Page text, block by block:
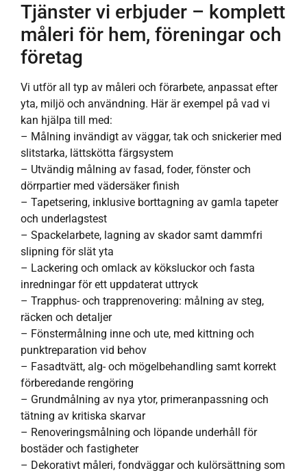
Tjänster vi erbjuder – komplett
måleri för hem, föreningar och
företag
Vi utför all typ av måleri och förarbete, anpassat efter
yta, miljö och användning. Här är exempel på vad vi
kan hjälpa till med:
– Målning invändigt av väggar, tak och snickerier med
slitstarka, lättskötta färgsystem
– Utvändig målning av fasad, foder, fönster och
dörrpartier med vädersäker finish
– Tapetsering, inklusive borttagning av gamla tapeter
och underlagstest
– Spackelarbete, lagning av skador samt dammfri
slipning för slät yta
– Lackering och omlack av köksluckor och fasta
inredningar för ett uppdaterat uttryck
– Trapphus- och trapprenovering: målning av steg,
räcken och detaljer
– Fönstermålning inne och ute, med kittning och
punktreparation vid behov
– Fasadtvätt, alg- och mögelbehandling samt korrekt
förberedande rengöring
– Grundmålning av nya ytor, primeranpassning och
tätning av kritiska skarvar
– Renoveringsmålning och löpande underhåll för
bostäder och fastigheter
– Dekorativt måleri, fondväggar och kulörsättning som